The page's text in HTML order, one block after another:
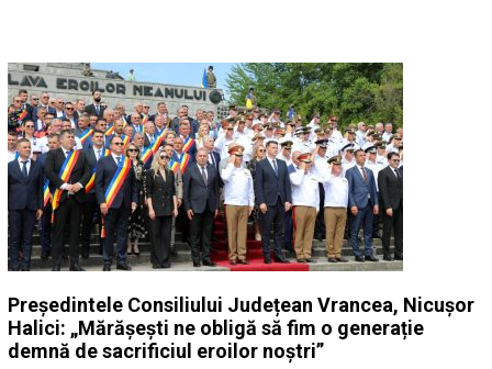
Președintele Consiliului Județean Vrancea, Nicușor
Halici: „Mărășești ne obligă să fim o generație
demnă de sacrificiul eroilor noștri”